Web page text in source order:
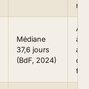
Médiane
37,6 jours
(BdF, 2024)
à
de